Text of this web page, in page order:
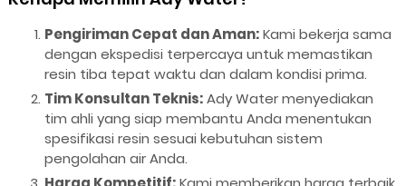
Pengiriman Cepat dan Aman:Kami bekerja sama
dengan ekspedisi terpercaya untuk memastikan
resin tiba tepat waktu dan dalam kondisi prima.
Tim Konsultan Teknis:Ady Water menyediakan
tim ahli yang siap membantu Anda menentukan
spesifikasi resin sesuai kebutuhan sistem
pengolahan air Anda.